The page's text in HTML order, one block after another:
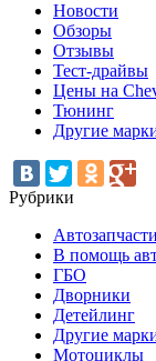
Новости
Обзоры
Отзывы
Тест-драйвы
Цены на
Тюнинг
Другие
Рубрики
Автозапчасти
В помощь
ГБО
Дворники
Детейлинг
Другие
Мотоциклы